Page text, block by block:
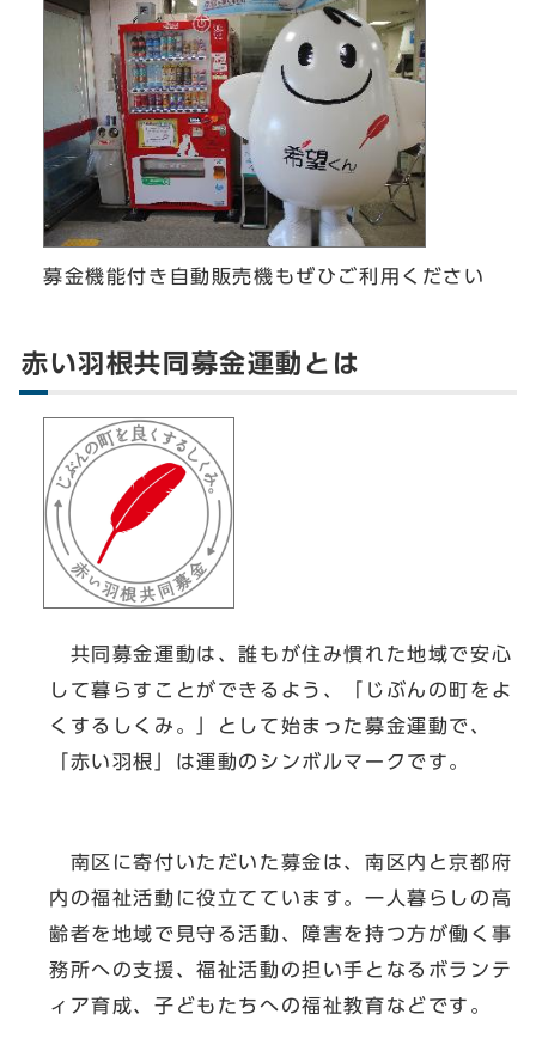
募金機能付き自動販売機もぜひご利用ください
赤い羽根共同募金運動とは
共同募金運動は、誰もが住み慣れた地域で安心
して暮らすことができるよう、「じぶんの町をよ
くするしくみ。」として始まった募金運動で、
「赤い羽根」は運動のシンボルマークです。
南区に寄付いただいた募金は、南区内と京都府
内の福祉活動に役立てています。一人暮らしの高
齢者を地域で見守る活動、障害を持つ方が働く事
務所への支援、福祉活動の担い手となるボランテ
ィア育成、子どもたちへの福祉教育などです。